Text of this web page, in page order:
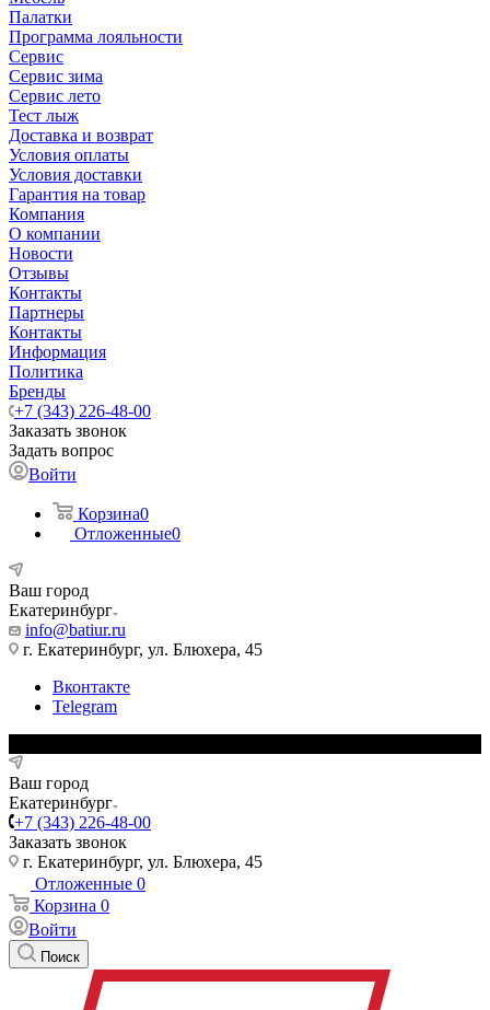
Палатки
Программа лояльности
Сервис
Сервис зима
Сервис лето
Тест лыж
Доставка и возврат
Условия оплаты
Условия доставки
Гарантия на товар
Компания
О компании
Новости
Отзывы
Контакты
Партнеры
Контакты
Информация
Политика
Бренды
+7 (343) 226-48-00
Заказать звонок
Задать вопрос
Войти
Корзина0
Отложенные0
Ваш город
Екатеринбург
info@batiur.ru
г. Екатеринбург, ул. Блюхера, 45
Вконтакте
Telegram
Ваш город
Екатеринбург
+7 (343) 226-48-00
Заказать звонок
г. Екатеринбург, ул. Блюхера, 45
Отложенные 0
Корзина 0
Войти
Поиск